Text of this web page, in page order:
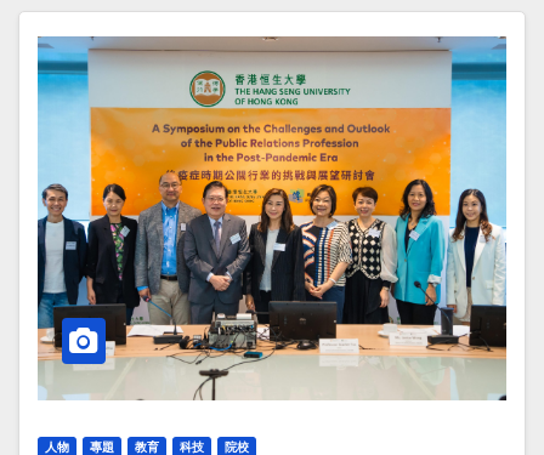
人物 專題 教育 科技 院校